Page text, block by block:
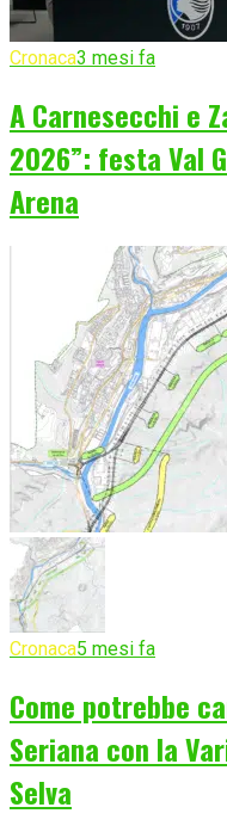
Cronaca3 mesi fa
A Carnesecchi e
2026”: festa Val
Arena
Cronaca5 mesi fa
Come potrebbe
Seriana con la
Selva